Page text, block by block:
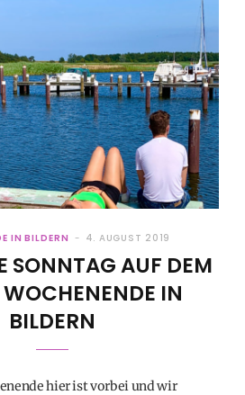
IN BILDERN 4. AUGUST 2019
SONNTAG AUF DEM
IN B
ILDERN
hier ist vorbei und wir